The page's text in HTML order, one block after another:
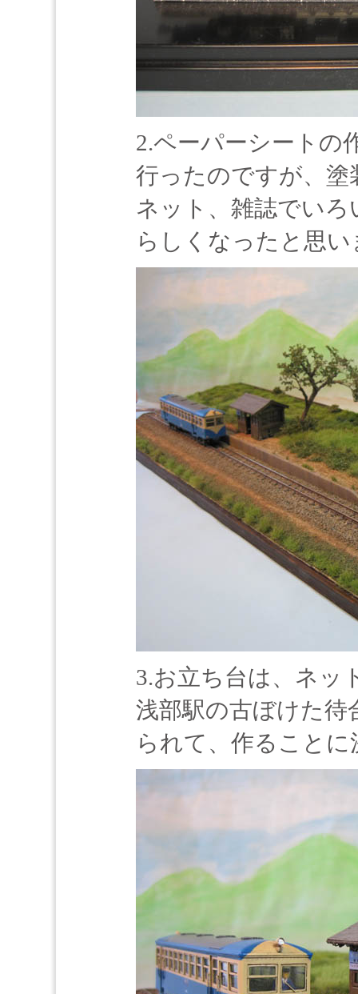
2.ペーパーシートの
行ったのですが、
ネット、雑誌でい
らしくなったと思い
3.お立ち台は、ネッ
浅部駅の古ぼけた待
られて、作ることに